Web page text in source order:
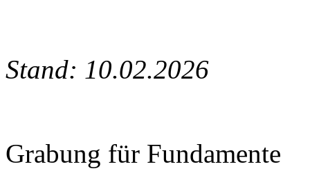
Stand: 10.02.2026
Grabung für Fundamente